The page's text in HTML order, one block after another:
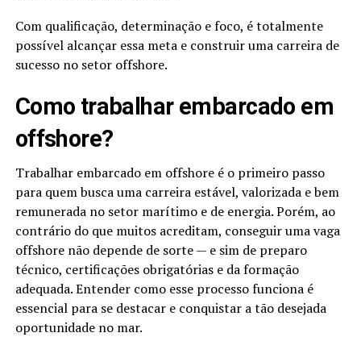
Com qualificação, determinação e foco, é totalmente
possível alcançar essa meta e construir uma carreira de
sucesso no setor offshore.
Como trabalhar embarcado em
offshore?
Trabalhar embarcado em offshore é o primeiro passo
para quem busca uma carreira estável, valorizada e bem
remunerada no setor marítimo e de energia. Porém, ao
contrário do que muitos acreditam, conseguir uma vaga
offshore não depende de sorte — e sim de preparo
técnico, certificações obrigatórias e da formação
adequada. Entender como esse processo funciona é
essencial para se destacar e conquistar a tão desejada
oportunidade no mar.